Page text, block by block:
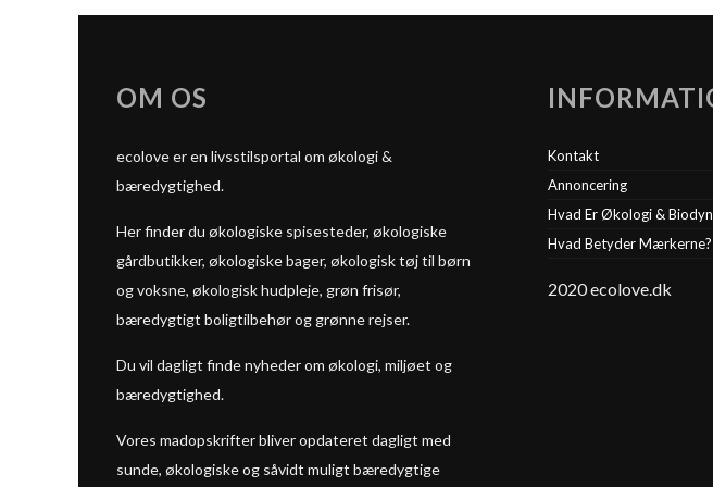
OM OS
ecolove er en livsstilsportal om økologi &
bæredygtighed.
Her finder du økologiske spisesteder, økologiske
gårdbutikker, økologiske bager, økologisk tøj til børn
og voksne, økologisk hudpleje, grøn frisør,
bæredygtigt boligtilbehør og grønne rejser.
Du vil dagligt finde nyheder om økologi, miljøet og
bæredygtighed.
Vores madopskrifter bliver opdateret dagligt med
sunde, økologiske og såvidt muligt bæredygtige
Kontakt
Annoncering
Hvad Er Økologi &
Hvad Betyder Mærkerne?
2020 ecolove.dk